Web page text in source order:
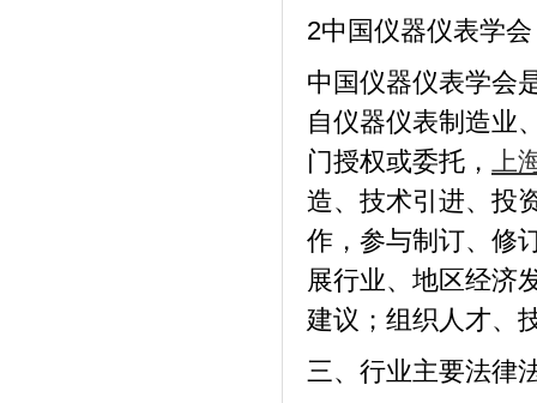
2中国仪器仪表学会
中国仪器仪表学会
自仪器仪表制造业
门授权或委托， 上
造、技术引进、投
作，参与制订、修
展行业、地区经济
建议；组织人才、
三、行业主要法律